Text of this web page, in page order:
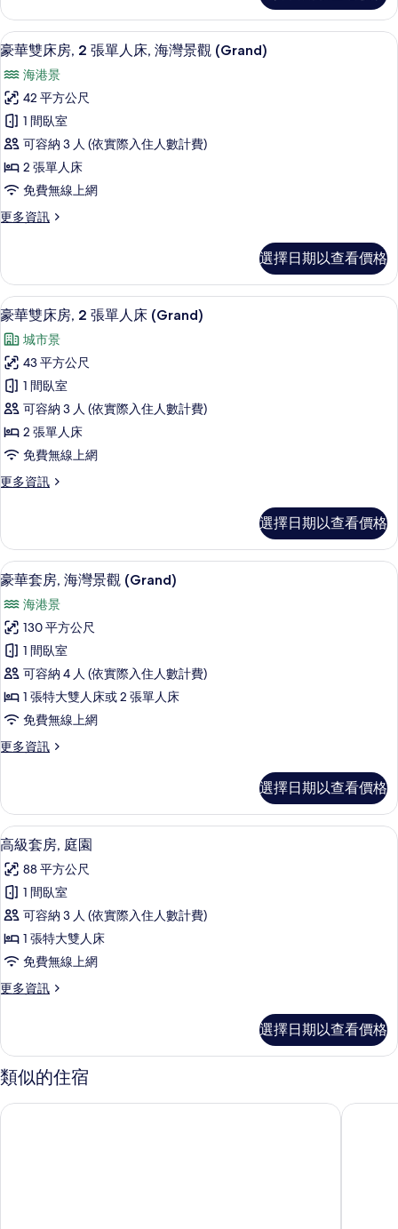
單
人
床,
庭
園
景
觀
的
所
有
雙
床
房,
張
單
人
床,
庭
園
景
觀
詳
顯
示
豪
華
雙
床
房,
張
人
床,
海
灣
景
觀
(Grand)
的
所
有
高級寢具、羽絨被、迷你吧、客房內保
7
豪華雙床房, 2 張單人床, 海灣景觀 (Grand)
海港景
42 平方公尺
1 間臥室
可容納 3 人 (依實際入住人數計費)
2 張單人床
免費無線上網
更多資訊
更
雙
床
房,
張
單
人
床,
海
灣
景
觀
的
選擇日期以查看價格
顯
示
豪
華
雙
床
房,
張
人
床
(Grand)
的
所
有
相
片
高級寢具、羽絨被、迷你吧、客房內保
6
豪華雙床房, 2 張單人床 (Grand)
城市景
43 平方公尺
1 間臥室
可容納 3 人 (依實際入住人數計費)
2 張單人床
免費無線上網
更多資訊
更
雙
床
房,
張
單
人
床
(Grand)
的
詳
情
選擇日期以查看價格
顯
示
豪
華
套
房,
海
灣
景
(Grand)
的
所
有
相
片
高級寢具、羽絨被、迷你吧、客房內保
12
豪華套房, 海灣景觀 (Grand)
海港景
130 平方公尺
1 間臥室
可容納 4 人 (依實際入住人數計費)
1 張特大雙人床或 2 張單人床
免費無線上網
更多資訊
更
套
房,
海
景
觀
的
詳
情
選擇日期以查看價格
顯
示
高
級
套
房,
庭
園
所
有
相
片
9
高級套房, 庭園
88 平方公尺
1 間臥室
可容納 3 人 (依實際入住人數計費)
1 張特大雙人床
免費無線上網
更多資訊
更
套
房,
庭
的
選擇日期以查看價格
類似的住宿
香港喜來登酒店 九龍香